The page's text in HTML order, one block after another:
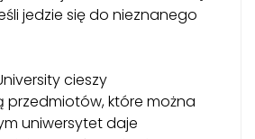
jedzie się do nieznanego
cieszy
przedmiotów, które można
uniwersytet daje